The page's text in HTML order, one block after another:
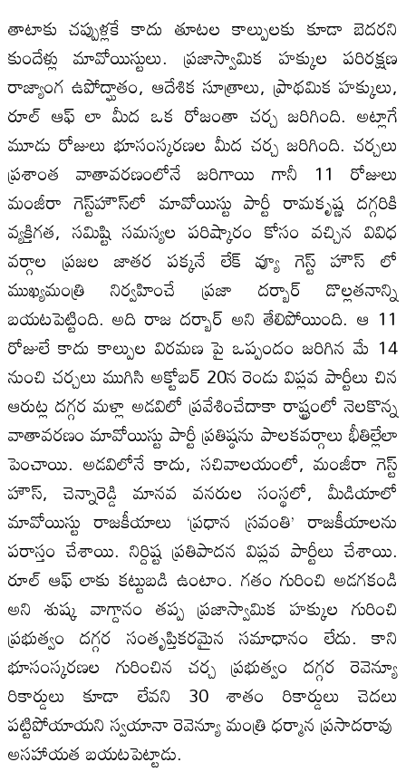
తాటాకు చప్పుళ్లకే కాదు తూటల కాల్పులకు కూడా బెదరని
కుందేళ్లు మావోయిస్టులు. ప్రజాస్వామిక హక్కుల పరిరక్షణ
రాజ్యాంగ ఉపోద్ఘాతం, ఆదేశిక సూత్రాలు, ప్రాథమిక హక్కులు,
రూల్‌ ఆఫ్‌ లా మీద ఒక రోజంతా చర్చ జరిగింది. అట్లాగే
మూడు రోజులు భూసంస్కరణల మీద చర్చ జరిగింది. చర్చలు
ప్రశాంత వాతావరణంలోనే జరిగాయి గానీ 11 రోజులు
మంజీరా గెస్ట్‌హౌస్‌లో మావోయిస్టు పార్టీ రామకృష్ణ దగ్గరికి
వ్యక్తిగత, సమిష్టి సమస్యల పరిష్కారం కోసం వచ్చిన వివిధ
వర్గాల ప్రజల జాతర పక్కనే లేక్‌ వ్యూ గెస్ట్‌ హౌస్‌ లో
ముఖ్యమంత్రి నిర్వహించే ప్రజా దర్బార్‌ డొల్లతనాన్ని
బయటపెట్టింది. అది రాజ దర్బార్‌ అని తేలిపోయింది. ఆ 11
రోజులే కాదు కాల్పుల విరమణ పై ఒప్పందం జరిగిన మే 14
నుంచి చర్చలు ముగిసి అక్టోబర్‌ 20న రెండు విప్లవ పార్టీలు చిన
ఆరుట్ల దగ్గర మళ్లా అడవిలో ప్రవేశించేదాకా రాష్ట్రంలో నెలకొన్న
వాతావరణం మావోయిస్టు పార్టీ ప్రతిష్ఠను పాలకవర్గాలు భీతిల్లేలా
పెంచాయి. అడవిలోనే కాదు, సచివాలయంలో, మంజీరా గెస్ట్‌
హౌస్‌, చెన్నారెడ్డి మానవ వనరుల సంస్థలో, మీడియాలో
మావోయిస్టు రాజకీయాలు ‘ప్రధాన స్రవంతి’ రాజకీయాలను
పరాస్తం చేశాయి. నిర్దిష్ట ప్రతిపాదన విప్లవ పార్టీలు చేశాయి.
రూల్‌ ఆఫ్‌ లాకు కట్టుబడి ఉంటాం. గతం గురించి అడగకండి
అని శుష్క వాగ్దానం తప్ప ప్రజాస్వామిక హక్కుల గురించి
ప్రభుత్వం దగ్గర సంతృప్తికరమైన సమాధానం లేదు. కాని
భూసంస్కరణల గురించిన చర్చ ప్రభుత్వం దగ్గర రెవెన్యూ
రికార్డులు కూడా లేవని 30 శాతం రికార్డులు చెదలు
పట్టిపోయాయని స్వయానా రెవెన్యూ మంత్రి ధర్మాన ప్రసాదరావు
అసహాయత బయటపెట్టాడు.